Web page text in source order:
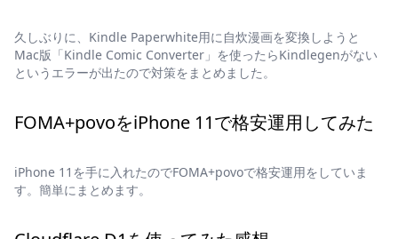
久しぶりに、Kindle Paperwhite用に自炊漫画を変換しようと
Mac版「Kindle Comic Converter」を使ったらKindlegenがない
というエラーが出たので対策をまとめました。
FOMA+povoをiPhone 11で格安運用してみた
iPhone 11を手に入れたのでFOMA+povoで格安運用をしていま
す。簡単にまとめます。